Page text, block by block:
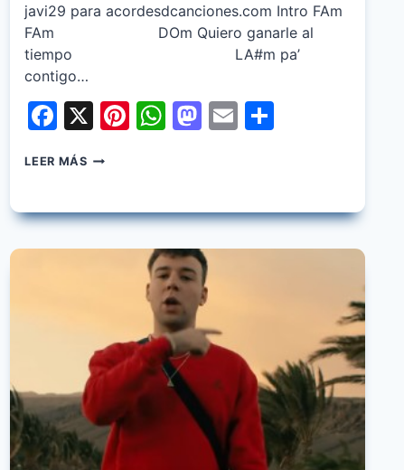
javi29 para acordesdcanciones.com Intro FAm
FAm DOm Quiero ganarle al
tiempo LA#m pa’
contigo…
Facebook
X Pinterest
WhatsApp
Mastodon
Email
LEER MÁSMYKE
SOLEAO